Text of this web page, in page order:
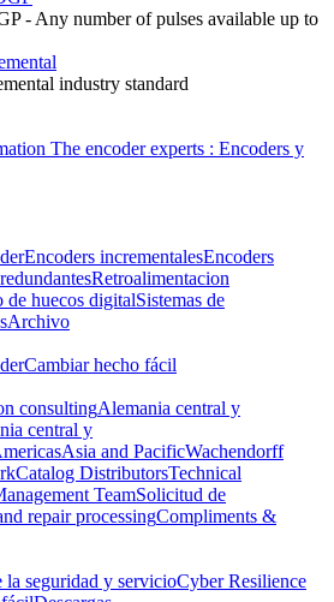
- Any number of pulses available up to
industry standard
The encoder experts : Encoders y
Encoders incrementalesEncoders
Retroalimentacion
de huecos digitalSistemas de
Archivo
Cambiar hecho fácil
consultingAlemania central y
central y
Asia and PacificWachendorff
Catalog DistributorsTechnical
TeamSolicitud de
repair processingCompliments &
la seguridad y servicioCyber Resilience